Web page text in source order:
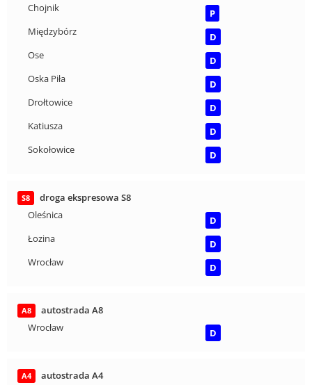
Chojnik
P
Międzybórz
D
Ose
D
Oska Piła
D
Drołtowice
D
Katiusza
D
Sokołowice
D
S8
droga ekspresowa S8
Oleśnica
D
Łozina
D
Wrocław
D
A8
autostrada A8
Wrocław
D
A4
autostrada A4